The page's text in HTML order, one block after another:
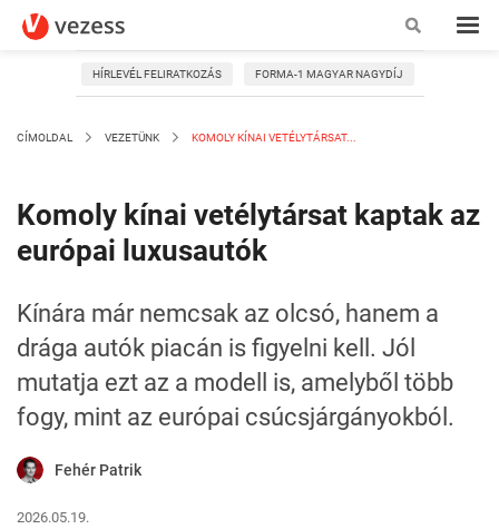
HÍRLEVÉL FELIRATKOZÁS FORMA-1 MAGYAR NAGYDÍJ
CÍMOLDAL VEZETÜNK KOMOLY KÍNAI VETÉLYTÁRSAT...
Komoly kínai vetélytársat kaptak az
európai luxusautók
Kínára már nemcsak az olcsó, hanem a
drága autók piacán is figyelni kell. Jól
mutatja ezt az a modell is, amelyből több
fogy, mint az európai csúcsjárgányokból.
Fehér Patrik
2026.05.19.